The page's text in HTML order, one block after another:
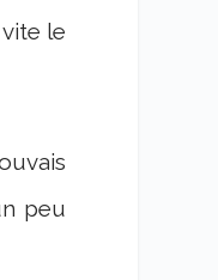
le
peu